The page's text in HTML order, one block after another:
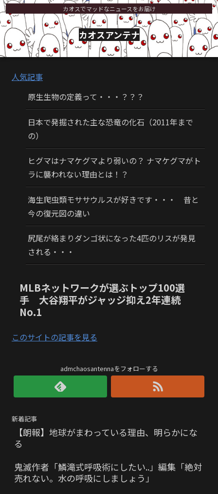
カオスでマッドなニュースをお届け
カオスアンテナ
人気記事
原生生物の定義って・・・？？？
日本で発掘された主な恐竜の化石（2011年まで
の）
ヒグマはナマケグマより弱いの？ ナマケグマがト
ラに襲われない理由とは！？
海生爬虫類モササウルスが好きです・・・ 昔と
今の復元図の違い
尻尾が絡まりダンゴ状になった4匹のリスが発見
される・・・
MLBネットワークが選ぶトップ100選
手 大谷翔平がジャッジ抑え2年連続
No.1
このサイトの記事を見る
admchaosantennaをフォローする
新着記事
【朗報】地球がまわっている理由、明らかにな
る
鬼滅作者「鱗滝式呼吸術にしたい..」編集「絶対
売れない。水の呼吸にしましょう」